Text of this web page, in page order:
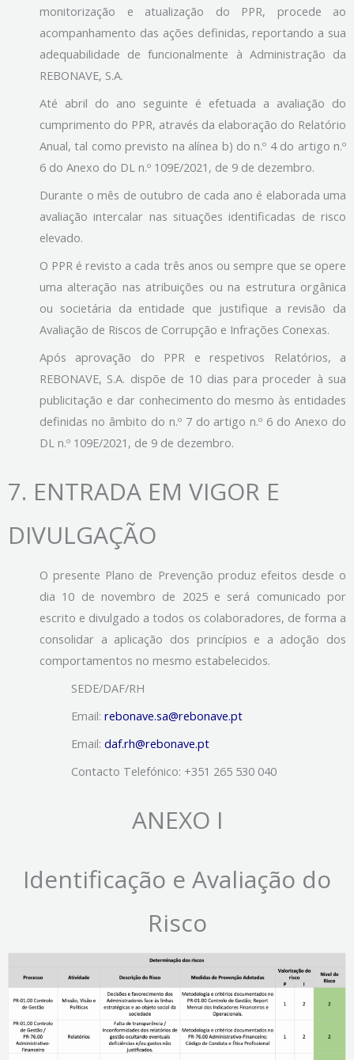
monitorização e atualização do PPR, procede ao
acompanhamento das ações definidas, reportando a sua
adequabilidade de funcionalmente à Administração da
REBONAVE, S.A.
Até abril do ano seguinte é efetuada a avaliação do
cumprimento do PPR, através da elaboração do Relatório
Anual, tal como previsto na alínea b) do n.º 4 do artigo n.º
6 do Anexo do DL n.º 109E/2021, de 9 de dezembro.
Durante o mês de outubro de cada ano é elaborada uma
avaliação intercalar nas situações identificadas de risco
elevado.
O PPR é revisto a cada três anos ou sempre que se opere
uma alteração nas atribuições ou na estrutura orgânica
ou societária da entidade que justifique a revisão da
Avaliação de Riscos de Corrupção e Infrações Conexas.
Após aprovação do PPR e respetivos Relatórios, a
REBONAVE, S.A. dispõe de 10 dias para proceder à sua
publicitação e dar conhecimento do mesmo às entidades
definidas no âmbito do n.º 7 do artigo n.º 6 do Anexo do
DL n.º 109E/2021, de 9 de dezembro.
7. ENTRADA EM VIGOR E
DIVULGAÇÃO
O presente Plano de Prevenção produz efeitos desde o
dia 10 de novembro de 2025 e será comunicado por
escrito e divulgado a todos os colaboradores, de forma a
consolidar a aplicação dos princípios e a adoção dos
comportamentos no mesmo estabelecidos.
SEDE/DAF/RH
Email: rebonave.sa@rebonave.pt
Email: daf.rh@rebonave.pt
Contacto Telefónico: +351 265 530 040
ANEXO I
Identificação e Avaliação do
Risco